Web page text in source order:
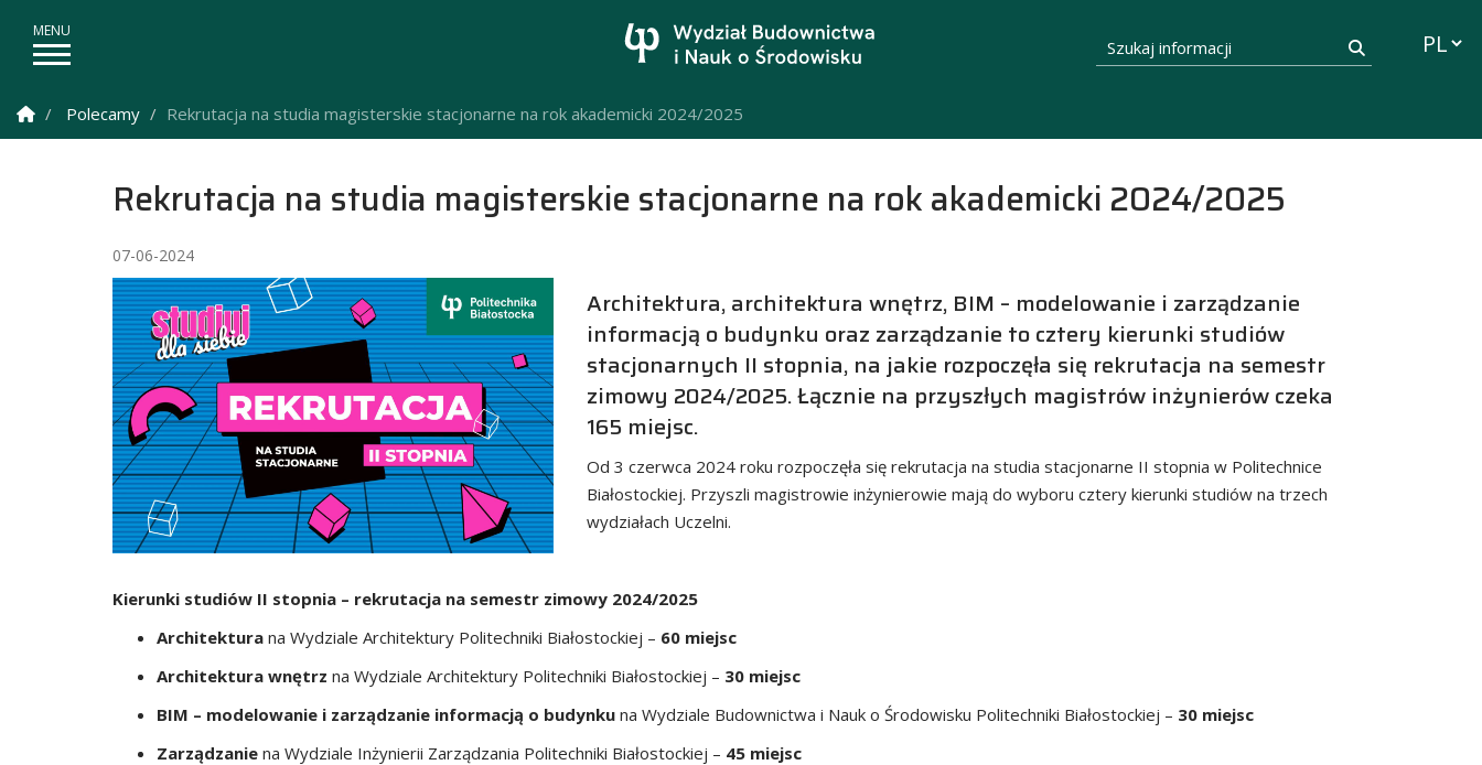
Szukaj informacji
Strona Główna
Polecamy Rekrutacja na studia magisterskie stacjonarne na rok akademicki 2024/2025
Rekrutacja na studia magisterskie stacjonarne na rok akademicki 2024/2025
07-06-2024
Architektura, architektura wnętrz, BIM – modelowanie i zarządzanie
informacją o budynku oraz zarządzanie to cztery kierunki studiów
stacjonarnych II stopnia, na jakie rozpoczęła się rekrutacja na semestr
zimowy 2024/2025. Łącznie na przyszłych magistrów inżynierów czeka
165 miejsc.
Od 3 czerwca 2024 roku rozpoczęła się rekrutacja na studia stacjonarne II stopnia w Politechnice
Białostockiej. Przyszli magistrowie inżynierowie mają do wyboru cztery kierunki studiów na trzech
wydziałach Uczelni.
Kierunki studiów II stopnia – rekrutacja na semestr zimowy 2024/2025
Architektura na Wydziale Architektury Politechniki Białostockiej – 60 miejsc
Architektura wnętrz na Wydziale Architektury Politechniki Białostockiej – 30 miejsc
BIM – modelowanie i zarządzanie informacją o budynku na Wydziale Budownictwa i Nauk o Środowisku Politechniki Białostockiej – 30 miejsc
Zarządzanie na Wydziale Inżynierii Zarządzania Politechniki Białostockiej – 45 miejsc